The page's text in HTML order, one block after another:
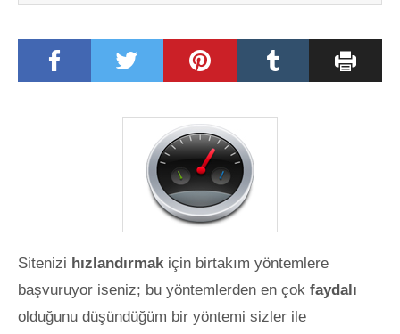
Sitenizi hızlandırmak için birtakım yöntemlere
başvuruyor iseniz; bu yöntemlerden en çok faydalı
olduğunu düşündüğüm bir yöntemi sizler ile